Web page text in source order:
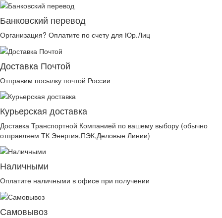
Банковский перевод
Организация? Оплатите по счету для Юр.Лиц
Доставка Почтой
Отправим посылку почтой России
Курьерская доставка
Доставка Транспортной Компанией по вашему выбору (обычно
отправляем ТК Энергия,ПЭК,Деловые Линии)
Наличными
Оплатите наличными в офисе при получении
Самовывоз